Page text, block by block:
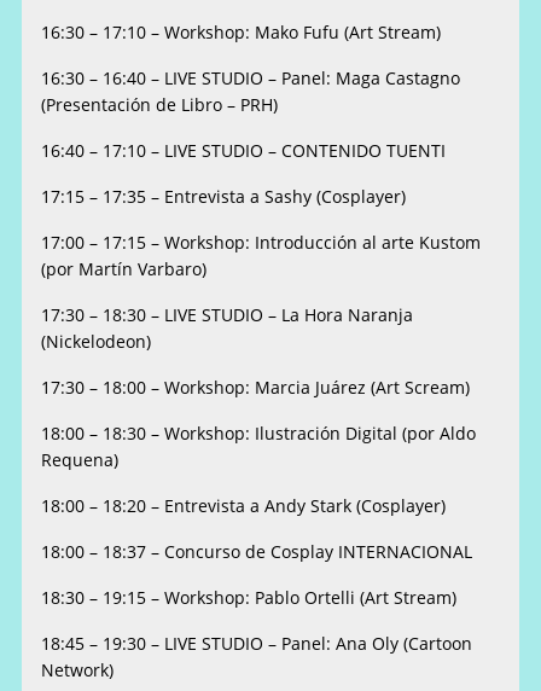
16:30 – 17:10 – Workshop: Mako Fufu (Art Stream)
16:30 – 16:40 – LIVE STUDIO – Panel: Maga Castagno
(Presentación de Libro – PRH)
16:40 – 17:10 – LIVE STUDIO – CONTENIDO TUENTI
17:15 – 17:35 – Entrevista a Sashy (Cosplayer)
17:00 – 17:15 – Workshop: Introducción al arte Kustom
(por Martín Varbaro)
17:30 – 18:30 – LIVE STUDIO – La Hora Naranja
(Nickelodeon)
17:30 – 18:00 – Workshop: Marcia Juárez (Art Scream)
18:00 – 18:30 – Workshop: Ilustración Digital (por Aldo
Requena)
18:00 – 18:20 – Entrevista a Andy Stark (Cosplayer)
18:00 – 18:37 – Concurso de Cosplay INTERNACIONAL
18:30 – 19:15 – Workshop: Pablo Ortelli (Art Stream)
18:45 – 19:30 – LIVE STUDIO – Panel: Ana Oly (Cartoon
Network)